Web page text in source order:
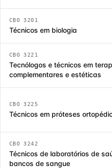
CBO 3201
Técnicos em biologia
CBO 3221
Tecnólogos e técnicos em
complementares e estéticas
CBO 3225
Técnicos em próteses
CBO 3242
Técnicos de laboratórios de
bancos de sangue